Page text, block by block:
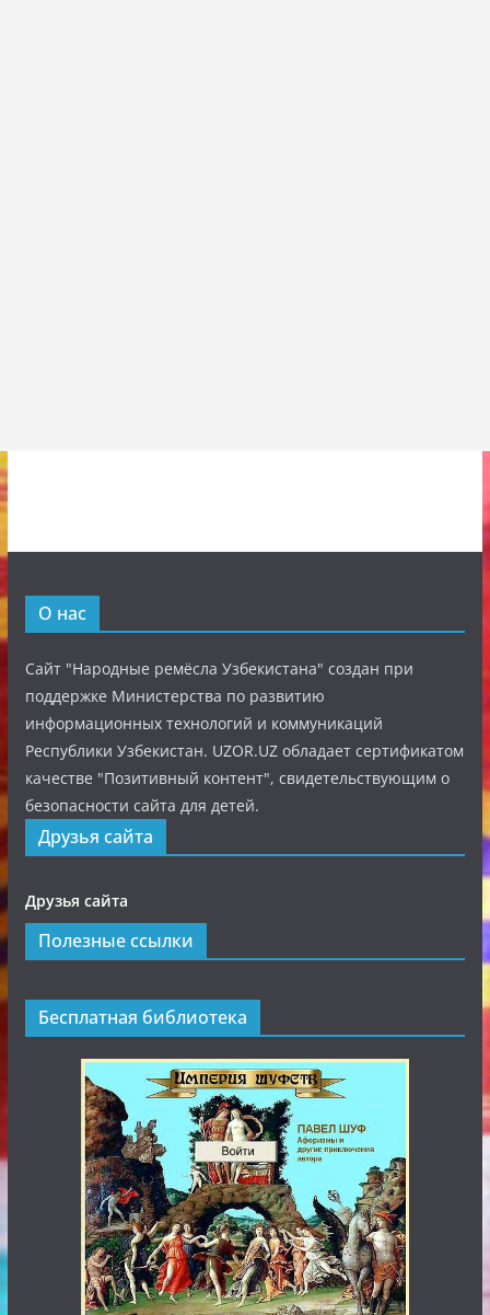
О нас
Сайт "Народные ремёсла Узбекистана" создан при
поддержке Министерства по развитию
информационных технологий и коммуникаций
Республики Узбекистан. UZOR.UZ обладает сертификатом
качестве "Позитивный контент", свидетельствующим о
безопасности сайта для детей.
Друзья сайта
Друзья сайта
Полезные ссылки
Бесплатная библиотека